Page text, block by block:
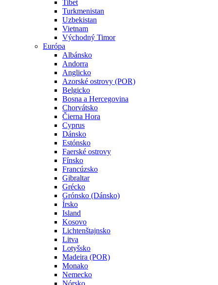
Tibet
Turkmenistan
Uzbekistan
Vietnam
Východný Timor
Európa
Albánsko
Andorra
Anglicko
Azorské ostrovy (POR)
Belgicko
Bosna a Hercegovina
Chorvátsko
Čierna Hora
Cyprus
Dánsko
Estónsko
Faerské ostrovy
Fínsko
Francúzsko
Gibraltar
Grécko
Grónsko (Dánsko)
Írsko
Island
Kosovo
Lichtenštajnsko
Litva
Lotyšsko
Madeira (POR)
Monako
Nemecko
Nórsko